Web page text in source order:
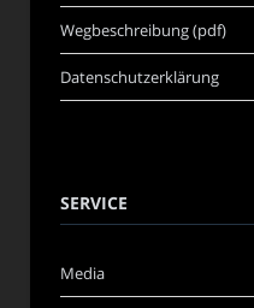
Wegbeschreibung (pdf)
Datenschutzerklärung
SERVICE
Media